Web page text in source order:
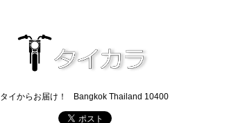
タイからお届け！ Bangkok Thailand 10400